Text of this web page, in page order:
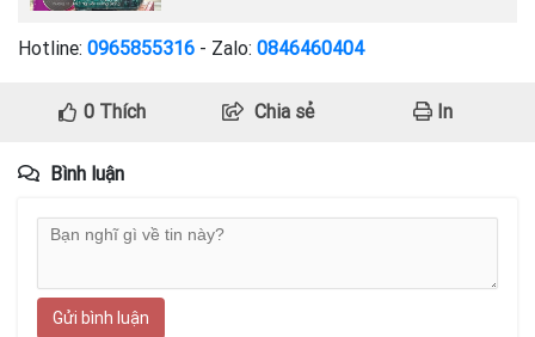
Hotline: 0965855316 - Zalo: 0846460404
0Thích Chia sẻ In
Bình luận
Gửi bình luận